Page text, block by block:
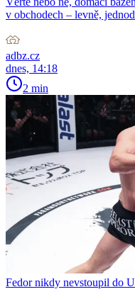
v obchodech – levně,
adbz.cz
dnes, 14:18
2 min
Fedor nikdy nevstoupil do